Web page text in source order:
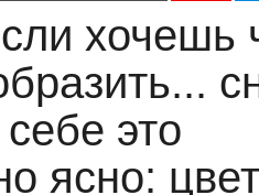
хочешь
это
ясно: